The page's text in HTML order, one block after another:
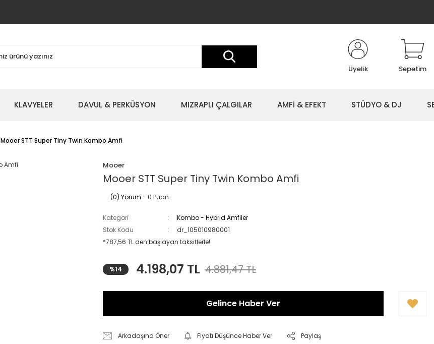
Üyelik Sepetim
KLAVYELER DAVUL & PERKÜSYON MIZRAPLI ÇALGILAR AMFİ & EFEKT STÜDYO & DJ
Mooer STT Super Tiny Twin Kombo Amfi
Mooer
Mooer STT Super Tiny Twin Kombo Amfi
(0) Yorum - 0 Puan
Kategori
Kombo - Hybrid Amfiler
Stok Kodu
dr_105010980001
*787,56 TL den başlayan taksitlerle!
%14 4.198,07 TL 4.881,47 TL
Gelince Haber Ver
Arkadaşına Öner Fiyatı Düşünce Haber Ver Paylaş